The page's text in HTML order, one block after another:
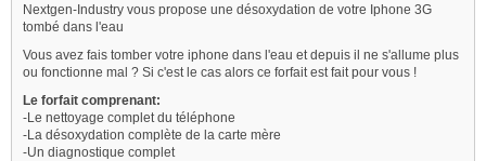
Nextgen-Industry vous propose une désoxydation de votre Iphone 3G
tombé dans l'eau
Vous avez fais tomber votre iphone dans l'eau et depuis il ne s'allume plus
ou fonctionne mal ? Si c'est le cas alors ce forfait est fait pour vous !
Le forfait comprenant:
-Le nettoyage complet du téléphone
-La désoxydation complète de la carte mère
-Un diagnostique complet